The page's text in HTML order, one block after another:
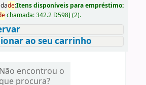
de:Itens disponíveis para empréstimo:
chamada:342.2 D598] (2).
ao seu carrinho
Não encontrou o
que procura?